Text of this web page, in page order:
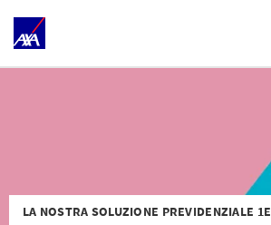
LA NOSTRA SOLUZIONE PREVIDENZIALE 1E